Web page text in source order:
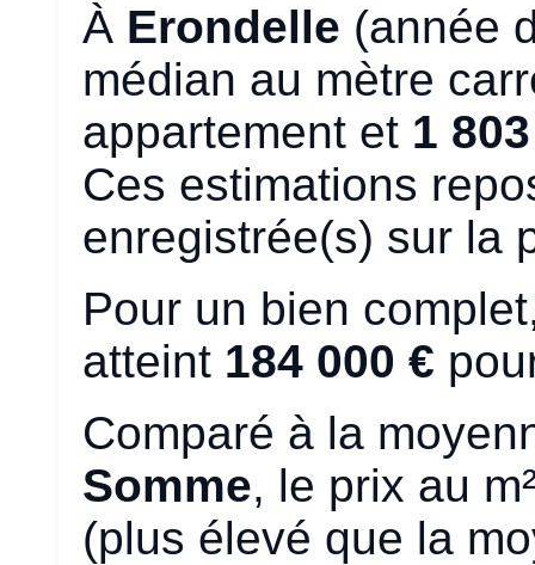
À Erondelle (année
médian au mètre
appartement et 1
Ces estimations
enregistrée(s) sur la
Pour un bien
atteint 184 000 €
Comparé à la
Somme, le prix au
(plus élevé que la